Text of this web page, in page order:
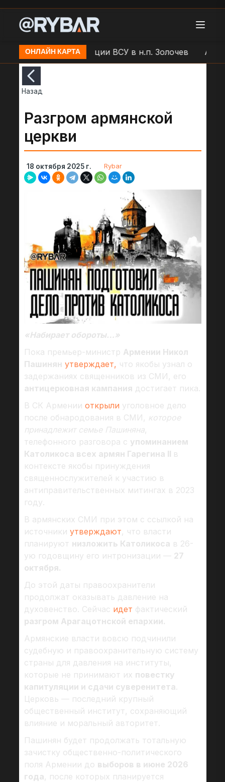
ОНЛАЙН КАРТА
"Молния" по позиции ВСУ в н.п. Золочев
Назад
Разгром армянской
церкви
18 октября 2025 г. Rybar
«Набирает обороты…»
Пока премьер-министр Армении Никол
Пашинян утверждает, что якобы узнал о
задержаниях священников из СМИ, его
антицерковная кампания достигает пика.
В СК Армении открыли уголовное дело
после обнародования в СМИ, которое
принадлежит семье Пашиняна,
телефонного разговора с упоминанием
Католикоса всех армян Гарегина II в
контексте якобы принуждения
священнослужителей к участию в
антиправительственных митингах в 2023
году.
В армянских СМИ при этом с ссылкой на
источники утверждают, что власти
планируют низложить Католикоса в 26-
ую годовщину его интронизации — 27
октября.
До этой даты правоохранители
продолжат оказывать давление на
духовенство. Сейчас идет фактический
разгром Арагацотнской епархии.
Армянские власти вовсю подчинили
судебную и правоохранительную систему
страны для давления на институты,
которые не принимают их повестку
капитуляции и сдачи суверенитета.
Церковь — последний крупный
общественный институт, сохраняющий
влияние и моральный авторитет.
Пашинян будет продолжать тотальную
зачистку общественно-политического
поля Армении до выборов в июне 2026
года, после которых планируется